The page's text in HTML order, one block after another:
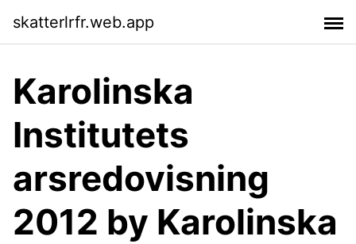
skatterlrfr.web.app
Karolinska
Institutets
arsredovisning
2012 by Karolinska